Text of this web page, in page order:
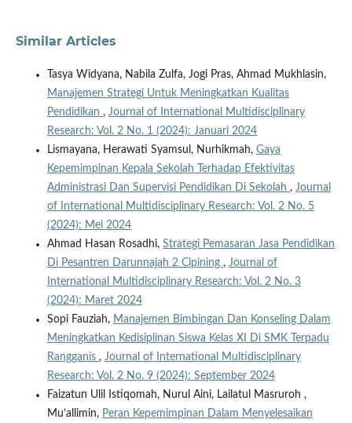
Similar Articles
Tasya Widyana, Nabila Zulfa, Jogi Pras, Ahmad Mukhlasin,
Manajemen Strategi Untuk Meningkatkan Kualitas
Pendidikan , Journal of International Multidisciplinary
Research: Vol. 2 No. 1 (2024): Januari 2024
Lismayana, Herawati Syamsul, Nurhikmah, Gaya
Kepemimpinan Kepala Sekolah Terhadap Efektivitas
Administrasi Dan Supervisi Pendidikan Di Sekolah , Journal
of International Multidisciplinary Research: Vol. 2 No. 5
(2024): Mei 2024
Ahmad Hasan Rosadhi, Strategi Pemasaran Jasa Pendidikan
Di Pesantren Darunnajah 2 Cipining , Journal of
International Multidisciplinary Research: Vol. 2 No. 3
(2024): Maret 2024
Sopi Fauziah, Manajemen Bimbingan Dan Konseling Dalam
Meningkatkan Kedisiplinan Siswa Kelas XI Di SMK Terpadu
Rangganis , Journal of International Multidisciplinary
Research: Vol. 2 No. 9 (2024): September 2024
Faizatun Ulil Istiqomah, Nurul Aini, Lailatul Masruroh ,
Mu’allimin, Peran Kepemimpinan Dalam Menyelesaikan